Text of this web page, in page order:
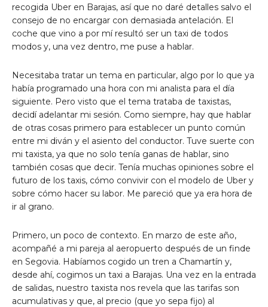
recogida Uber en Barajas, así que no daré detalles salvo el
consejo de no encargar con demasiada antelación. El
coche que vino a por mí resultó ser un taxi de todos
modos y, una vez dentro, me puse a hablar.
Necesitaba tratar un tema en particular, algo por lo que ya
había programado una hora con mi analista para el día
siguiente. Pero visto que el tema trataba de taxistas,
decidí adelantar mi sesión. Como siempre, hay que hablar
de otras cosas primero para establecer un punto común
entre mi diván y el asiento del conductor. Tuve suerte con
mi taxista, ya que no solo tenía ganas de hablar, sino
también cosas que decir. Tenía muchas opiniones sobre el
futuro de los taxis, cómo convivir con el modelo de Uber y
sobre cómo hacer su labor. Me pareció que ya era hora de
ir al grano.
Primero, un poco de contexto. En marzo de este año,
acompañé a mi pareja al aeropuerto después de un finde
en Segovia. Habíamos cogido un tren a Chamartín y,
desde ahí, cogimos un taxi a Barajas. Una vez en la entrada
de salidas, nuestro taxista nos revela que las tarifas son
acumulativas y que, al precio (que yo sepa fijo) al